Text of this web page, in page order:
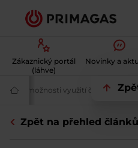
Zákaznický portál
(láhve)
Novinky a
Váš
|
ze světa LPG na jednom místě
o LPG | PRIMAGAS
jsou možnosti využití čistého
Zpět na přehled článků